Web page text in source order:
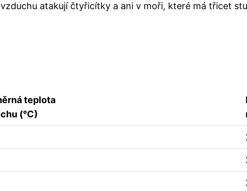
atakují čtyřicítky a ani v moři, které má třicet
teplota
(°C)